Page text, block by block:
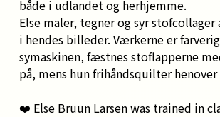
både i udlandet og herhjemme.
Else maler, tegner og syr
i hendes billeder. Værkerne er
symaskinen, fæstnes stoflapperne
på, mens hun frihåndsquilter
❤️ Else Bruun Larsen was trained in